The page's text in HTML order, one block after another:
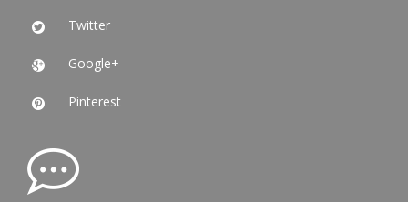
 Twitter
 Google+
 Pinterest